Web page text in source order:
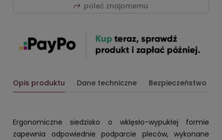
poleć znajomemu
Opis produktu Dane techniczne Bezpieczeństwo
Ergonomiczne siedzisko o wklęsło-wypukłej formie
zapewnia odpowiednie podparcie pleców, wykonane